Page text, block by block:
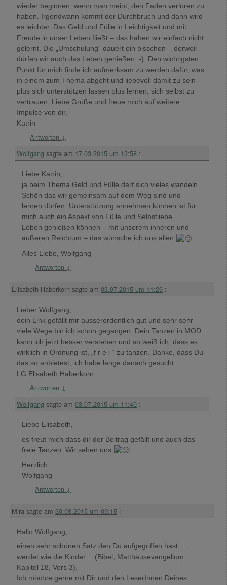
wieder beginnen, wenn man meint, den Faden verloren zu
haben. Irgendwann kommt der Durchbruch und dann wird
es leichter. Das Geld und Fülle in Leichtigkeit und mit
Freude in unser Leben fließt – das haben wir einfach nicht
gelernt. Die „Umschulung“ dauert ein bisschen – derweil
dürfen wir auch das Leben genießen :-). Den wichtigsten
Punkt für mich finde ich aufmerksam zu werden dafür, was
in einem zum Thema abgeht und liebevoll damit zu sein
plus sich unterstützen lassen plus lernen, sich selbst zu
vertrauen. Liebe Grüße und freue mich auf weitere
Impulse von dir,
Katrin
Antworten ↓
Wolfgang sagte am 17.03.2015 um 13:58 :
Liebe Katrin,
ja beim Thema Geld und Fülle darf sich vieles wandeln.
Schön das wir gemeinsam auf dem Weg sind und
lernen dürfen. Unterstützung annehmen können ist für
mich auch ein Aspekt von Fülle und Selbstliebe.
Leben genießen können – mit unserem inneren und
äußeren Reichtum – das wünsche ich uns allen
Alles Liebe, Wolfgang
Antworten ↓
Elisabeth Haberkorn sagte am 03.07.2015 um 11:26 :
Lieber Wolfgang,
dein Link gefällt mir ausserordentlich gut und sehr sehr
viele Wege bin ich schon gegangen. Dein Tanzen in MOD
kann ich jetzt besser verstehen und so weiß ich, dass es
wirklich in Ordnung ist, „f r e i “ zu tanzen. Danke, dass Du
das so anbietest, ich habe lange danach gesucht.
LG Elisabeth Haberkorn
Antworten ↓
Wolfgang sagte am 03.07.2015 um 11:40 :
Liebe Elisabeth,
es freut mich dass dir der Beitrag gefällt und auch das
freie Tanzen. Wir sehen uns
Herzlich
Wolfgang
Antworten ↓
Mira sagte am 30.08.2015 um 09:15 :
Hallo Wolfgang,
einen sehr schönen Satz den Du aufgegriffen hast: …
werdet wie die Kinder… (Bibel, Matthäusevangelium
Kapitel 18, Vers 3).
Ich möchte gerne mit Dir und den LeserInnen Deines